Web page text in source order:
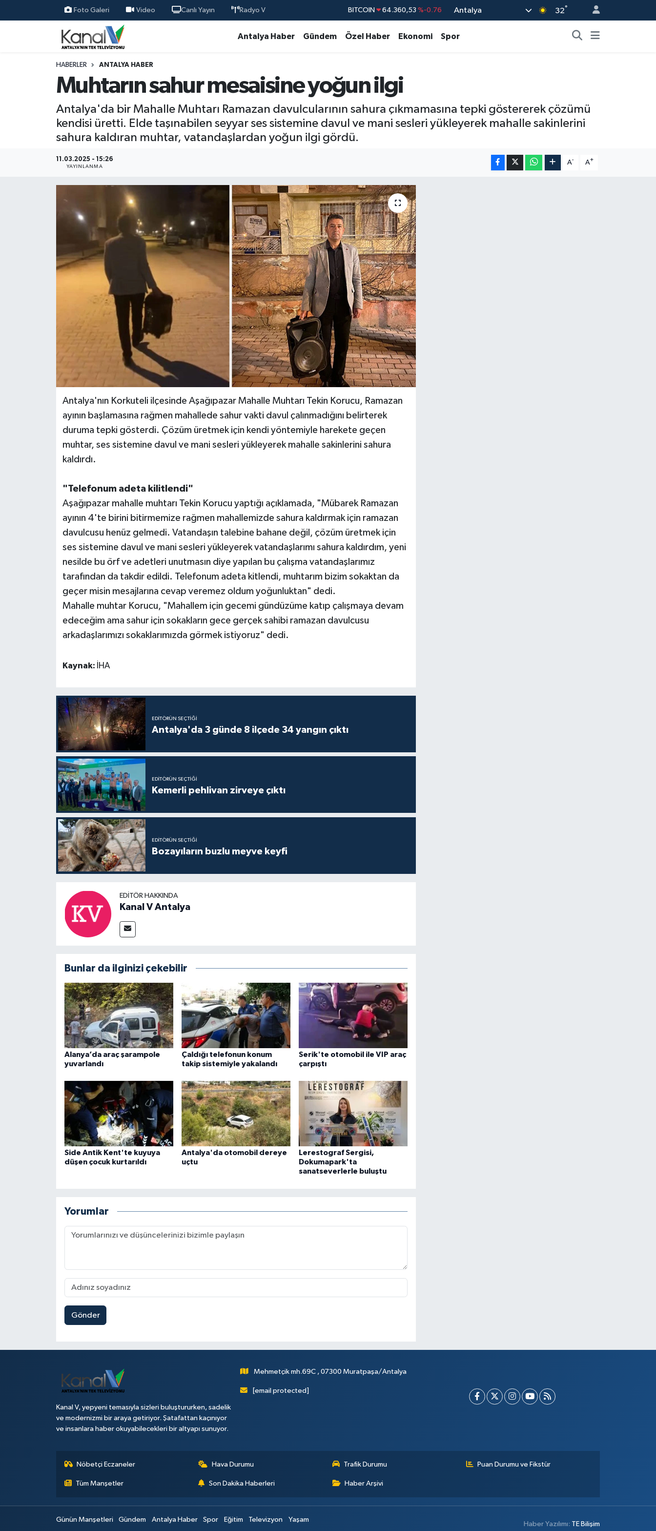
Foto Galeri Video Canlı Yayın Radyo V
EURO 55,0265 %0.01
BİST100
Antalya 32°
Antalya Haber Gündem Özel Haber Ekonomi Spor
HABERLER ANTALYA HABER
Muhtarın sahur mesaisine yoğun ilgi
Antalya'da bir Mahalle Muhtarı Ramazan davulcularının sahura çıkmamasına tepki göstererek çözümü
kendisi üretti. Elde taşınabilen seyyar ses sistemine davul ve mani sesleri yükleyerek mahalle sakinlerini
sahura kaldıran muhtar, vatandaşlardan yoğun ilgi gördü.
11.03.2025 - 15:26
YAYINLANMA
A- A+
Antalya'nın Korkuteli ilçesinde Aşağıpazar Mahalle Muhtarı Tekin Korucu, Ramazan
ayının başlamasına rağmen mahallede sahur vakti davul çalınmadığını belirterek
duruma tepki gösterdi. Çözüm üretmek için kendi yöntemiyle harekete geçen
muhtar, ses sistemine davul ve mani sesleri yükleyerek mahalle sakinlerini sahura
kaldırdı.
"Telefonum adeta kilitlendi"
Aşağıpazar mahalle muhtarı Tekin Korucu yaptığı açıklamada, "Mübarek Ramazan
ayının 4'te birini bitirmemize rağmen mahallemizde sahura kaldırmak için ramazan
davulcusu henüz gelmedi. Vatandaşın talebine bahane değil, çözüm üretmek için
ses sistemine davul ve mani sesleri yükleyerek vatandaşlarımı sahura kaldırdım, yeni
nesilde bu örf ve adetleri unutmasın diye yapılan bu çalışma vatandaşlarımız
tarafından da takdir edildi. Telefonum adeta kitlendi, muhtarım bizim sokaktan da
geçer misin mesajlarına cevap veremez oldum yoğunluktan" dedi.
Mahalle muhtar Korucu, "Mahallem için gecemi gündüzüme katıp çalışmaya devam
edeceğim ama sahur için sokakların gece gerçek sahibi ramazan davulcusu
arkadaşlarımızı sokaklarımızda görmek istiyoruz" dedi.
Kaynak: İHA
EDITÖRÜN SEÇTIĞI
Antalya'da 3 günde 8 ilçede 34 yangın çıktı
EDITÖRÜN SEÇTIĞI
Kemerli pehlivan zirveye çıktı
EDITÖRÜN SEÇTIĞI
Bozayıların buzlu meyve keyfi
EDITÖR HAKKINDA
Kanal V Antalya
Bunlar da ilginizi çekebilir
Alanya’da araç şarampole
yuvarlandı
Çaldığı telefonun konum
takip sistemiyle yakalandı
Serik'te otomobil ile VIP araç
çarpıştı
Side Antik Kent'te kuyuya
düşen çocuk kurtarıldı
Antalya'da otomobil dereye
uçtu
Lerestograf Sergisi,
Dokumapark'ta
sanatseverlerle buluştu
Yorumlar
Gönder
Kanal V, yepyeni temasıyla sizleri buluştururken, sadelik
ve modernizmi bir araya getiriyor. Şatafattan kaçınıyor
ve insanlara haber okuyabilecekleri bir altyapı sunuyor.
Mehmetçik mh.69C , 07300 Muratpaşa/Antalya
[email protected]
Nöbetçi Eczaneler Hava Durumu Trafik Durumu Puan Durumu ve Fikstür
Tüm Manşetler Son Dakika Haberleri Haber Arşivi
Günün Manşetleri Gündem Antalya Haber Spor Eğitim Televizyon Yaşam
Haber Yazılımı: TE Bilişim
Ana Haber
Antalya Haber
Ekonomi
Gündem
Günün Manşetleri
Haber Kuşakları
KANALV Spor
Öğle Bülteni
Siyaset
Televizyon
Nöbetçi Eczaneler
Hava Durumu
Trafik Durumu
Süper Lig Puan Durumu ve Fikstür
Tüm Manşetler
Son Dakika Haberleri
Haber Arşivi